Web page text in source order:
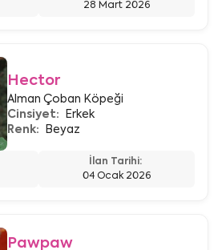
28 Mart 2026
Hector
Alman Çoban Köpeği
Cinsiyet:
Erkek
Renk:
Beyaz
İlan Tarihi:
04 Ocak 2026
Pawpaw